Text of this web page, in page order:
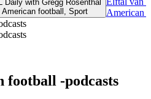
Daily with Gregg Rosenthal
American football, Sport
American
football -podcasts